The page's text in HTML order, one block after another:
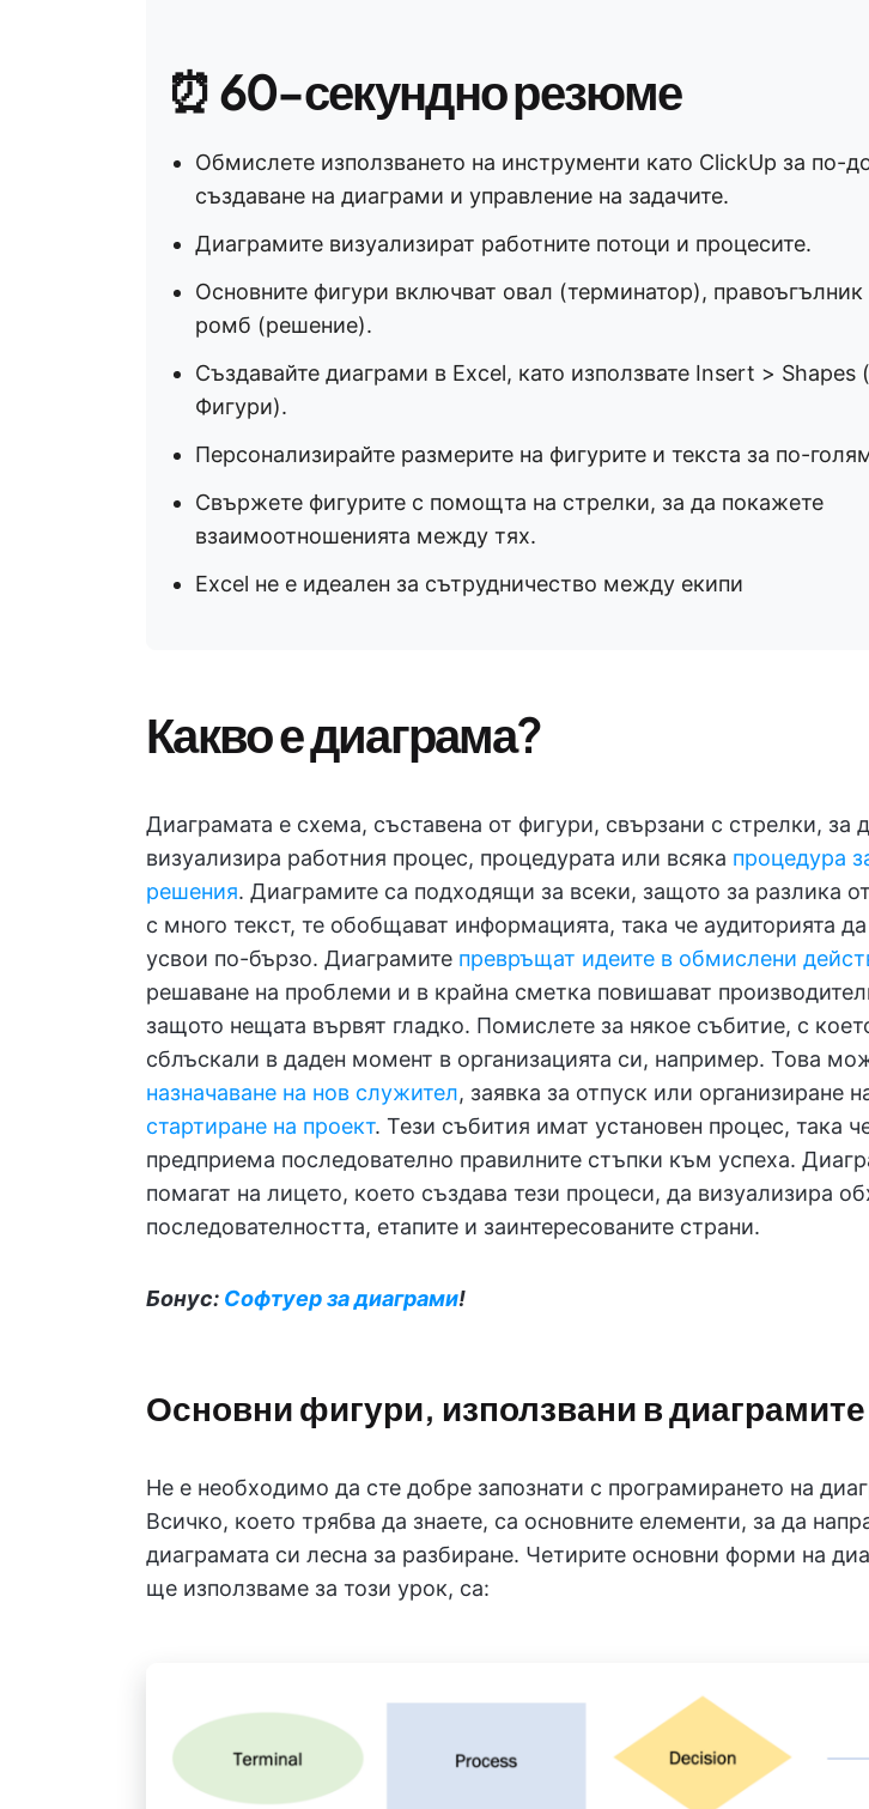
⏰60-секундно резюме
Обмислете използването на инструменти като ClickUp за по-
създаване на диаграми и управление на задачите.
Диаграмите визуализират работните потоци и процесите.
Основните фигури включват овал (терминатор),
ромб (решение).
Създавайте диаграми в Excel, като използвате Insert > Shapes
Фигури).
Персонализирайте размерите на фигурите и текста за по-
Свържете фигурите с помощта на стрелки, за да покажете
взаимоотношенията между тях.
Excel не е идеален за сътрудничество между екипи
Какво е диаграма?
Диаграмата е схема, съставена от фигури, свързани с стрелки, за
визуализира работния процес, процедурата или всяка процедура
решения. Диаграмите са подходящи за всеки, защото за разлика
с много текст, те обобщават информацията, така че аудиторията
усвои по-бързо. Диаграмите превръщат идеите в обмислени
решаване на проблеми и в крайна сметка повишават
защото нещата вървят гладко. Помислете за някое събитие, с
сблъскали в даден момент в организацията си, например. Това
назначаване на нов служител, заявка за отпуск или организиране
стартиране на проект. Тези събития имат установен процес, така
предприема последователно правилните стъпки към успеха.
помагат на лицето, което създава тези процеси, да визуализира
последователността, етапите и заинтересованите страни.
Бонус: Софтуер за диаграми!
Основни фигури, използвани в диаграмите
Не е необходимо да сте добре запознати с програмирането на
Всичко, което трябва да знаете, са основните елементи, за да
диаграмата си лесна за разбиране. Четирите основни форми на
ще използваме за този урок, са: